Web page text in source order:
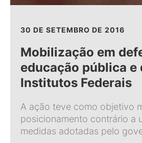
30 DE SETEMBRO DE 2016
Mobilização em
educação pública e
Institutos Federais
A ação teve como objetivo
posicionamento contrário a
medidas adotadas pelo